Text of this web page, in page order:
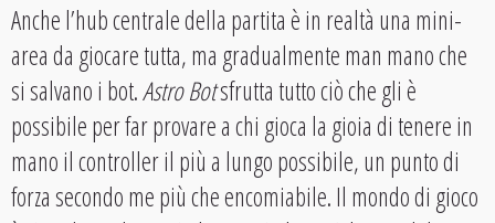
Anche l’hub centrale della partita è in realtà una mini-
area da giocare tutta, ma gradualmente man mano che
si salvano i bot.Astro Botsfrutta tutto ciò che gli è
possibile per far provare a chi gioca la gioia di tenere in
mano il controller il più a lungo possibile, un punto di
forza secondo me più che encomiabile. Il mondo di gioco